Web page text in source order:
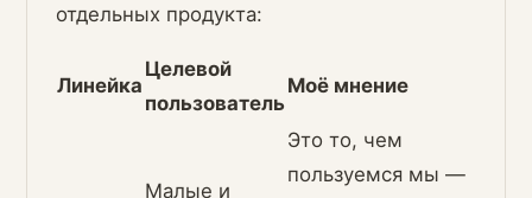
отдельных продукта:
Линейка
Целевой
пользователь
Моё мнение
Малые и
Это то, чем
пользуемся мы —